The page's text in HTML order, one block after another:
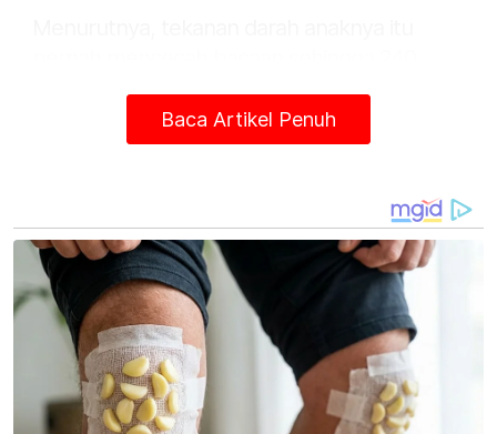
menyebabkannya perlu sentiasa dipantau.
Baca Artikel Penuh